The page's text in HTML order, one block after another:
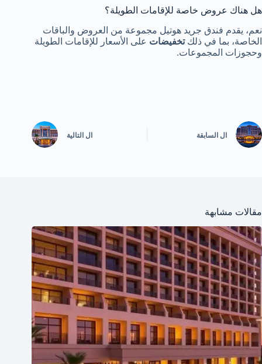
هل هناك عروض خاصة للإقامات الطويلة؟
نعم، يقدم فندق جريد هوتيل مجموعة من العروض والباقات
الخاصة، بما في ذلكتخفيضات على الأسعار للإقامات الطويلة
وحجوزات المجموعات.
ال السابقة ال التالية
مقالات مشابهة